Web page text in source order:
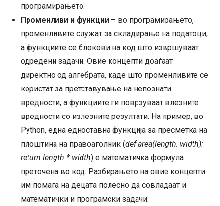
програмирањето.
Променливи и функции – во програмирањето,
променливите служат за складирање на податоци,
а функциите се блокови на код што извршуваат
одредени задачи. Овие концепти доаѓаат
директно од алгебрата, каде што променливите се
користат за претставување на непознати
вредности, а функциите ги поврзуваат влезните
вредности со излезните резултати. На пример, во
Python, една едноставна функција за пресметка на
плоштина на правоаголник (def area(length, width):
return length * width) е математичка формула
преточена во код. Разбирањето на овие концепти
им помага на децата полесно да совладаат и
математички и програмски задачи.